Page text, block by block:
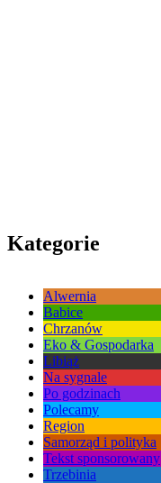
Kategorie
Alwernia
Babice
Chrzanów
Eko & Gospodarka
Libiąż
Na sygnale
Po godzinach
Polecamy
Region
Samorząd i polityka
Tekst sponsorowany
Trzebinia